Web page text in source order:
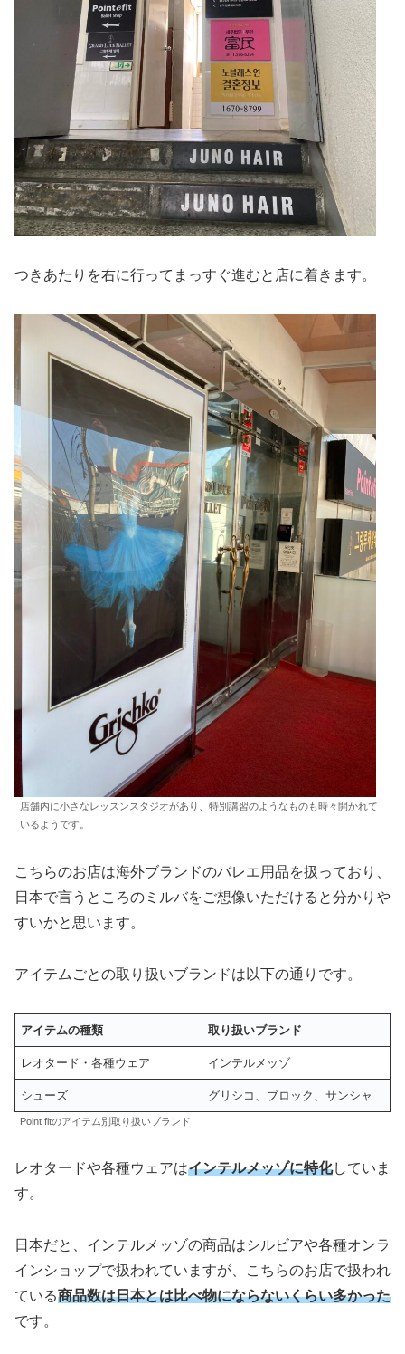
つきあたりを右に行ってまっすぐ進むと店に着きます。
店舗内に小さなレッスンスタジオがあり、特別講習のようなものも時々開かれて
いるようです。
こちらのお店は海外ブランドのバレエ用品を扱っており、
日本で言うところのミルバをご想像いただけると分かりや
すいかと思います。
アイテムごとの取り扱いブランドは以下の通りです。
アイテムの種類 取り扱いブランド
レオタード・各種ウェア インテルメッゾ
シューズ グリシコ、ブロック、サンシャ
Point fitのアイテム別取り扱いブランド
レオタードや各種ウェアはインテルメッゾに特化していま
す。
日本だと、インテルメッゾの商品はシルビアや各種オンラ
インショップで扱われていますが、こちらのお店で扱われ
ている商品数は日本とは比べ物にならないくらい多かった
です。